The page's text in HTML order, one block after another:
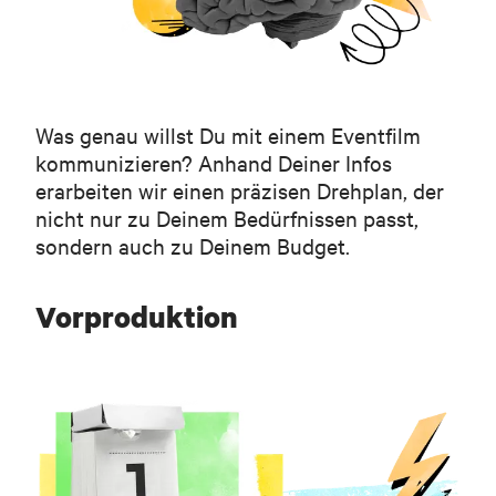
Alexander Krebs
Schnitt
Rouven Kellermann
Was genau willst Du mit einem Eventfilm
kommunizieren? Anhand Deiner Infos
erarbeiten wir einen präzisen Drehplan, der
nicht nur zu Deinem Bedürfnissen passt,
sondern auch zu Deinem Budget.
Vorproduktion